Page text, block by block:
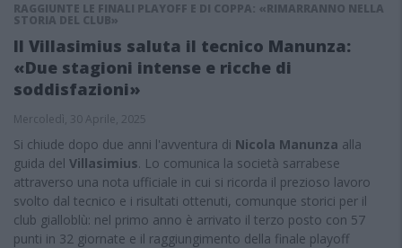
RAGGIUNTE LE FINALI PLAYOFF E DI COPPA: «RIMARRANNO NELLA
STORIA DEL CLUB»
Il Villasimius saluta il tecnico Manunza:
«Due stagioni intense e ricche di
soddisfazioni»
Mercoledì, 30 Aprile, 2025
Si chiude dopo due anni l'avventura di Nicola Manunza alla
guida del Villasimius. Lo comunica la società sarrabese
attraverso una nota ufficiale in cui si ricorda il prezioso lavoro
svolto dal tecnico e i risultati ottenuti, comunque storici per il
club gialloblù: nel primo anno è arrivato il terzo posto con 57
punti in 32 giornate e il raggiungimento della finale playoff